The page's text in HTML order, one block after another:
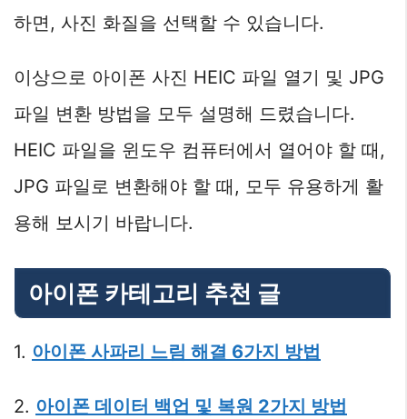
하면, 사진 화질을 선택할 수 있습니다.
이상으로 아이폰 사진 HEIC 파일 열기 및 JPG
파일 변환 방법을 모두 설명해 드렸습니다.
HEIC 파일을 윈도우 컴퓨터에서 열어야 할 때,
JPG 파일로 변환해야 할 때, 모두 유용하게 활
용해 보시기 바랍니다.
아이폰 카테고리 추천 글
1. 아이폰 사파리 느림 해결 6가지 방법
2. 아이폰 데이터 백업 및 복원 2가지 방법